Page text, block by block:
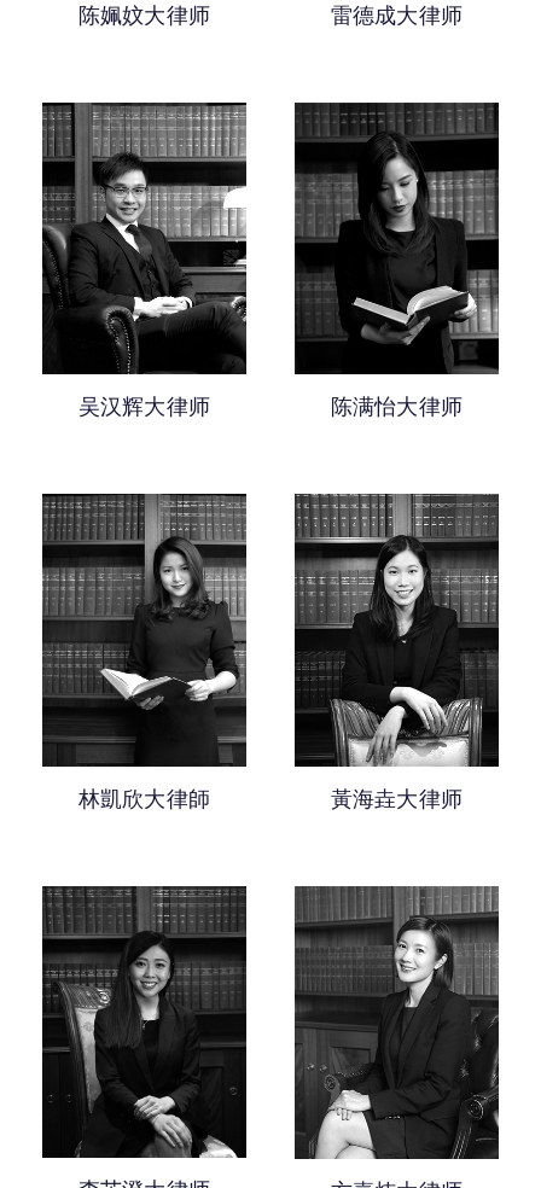
陈姵妏大律师 雷德成大律师
吴汉辉大律师 陈满怡大律师
林凱欣大律師 黃海垚大律师